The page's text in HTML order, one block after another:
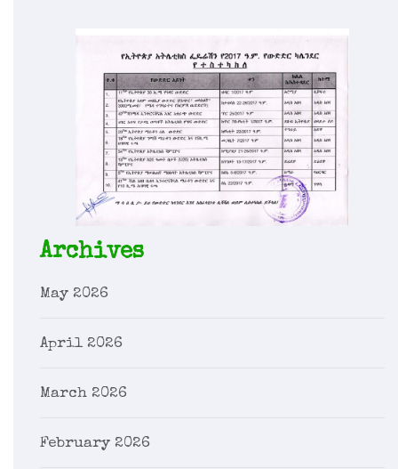
Archives
May 2026
April 2026
March 2026
February 2026